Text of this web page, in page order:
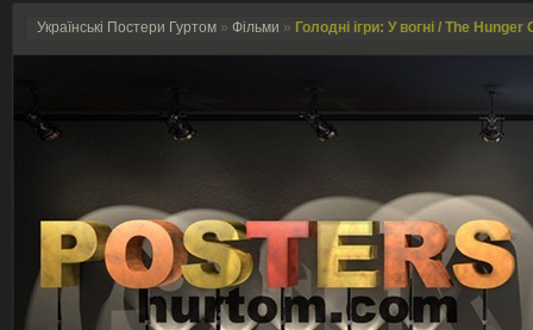
Українські Постери Гуртом » Фільми » Голодні ігри: У вогні / The